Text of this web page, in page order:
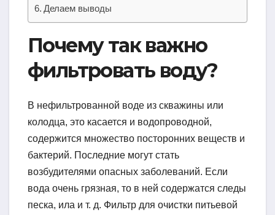
Делаем выводы
Почему так важно
фильтровать воду?
В нефильтрованной воде из скважины или
колодца, это касается и водопроводной,
содержится множество посторонних веществ и
бактерий. Последние могут стать
возбудителями опасных заболеваний. Если
вода очень грязная, то в ней содержатся следы
песка, ила и т. д. Фильтр для очистки питьевой